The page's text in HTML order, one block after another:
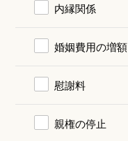
内縁関係
婚姻費用の増額
慰謝料
親権の停止